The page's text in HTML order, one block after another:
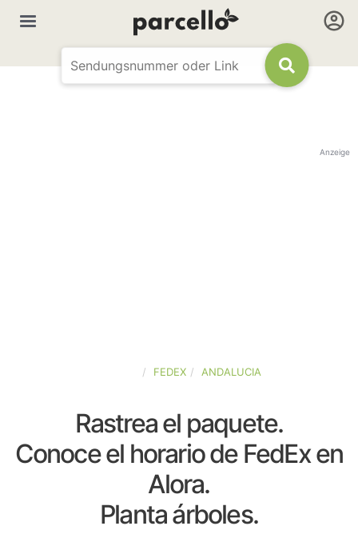
Anzeige
FEDEX ANDALUCIA
Rastrea el paquete.
Conoce el horario de FedEx en
Alora.
Planta árboles.